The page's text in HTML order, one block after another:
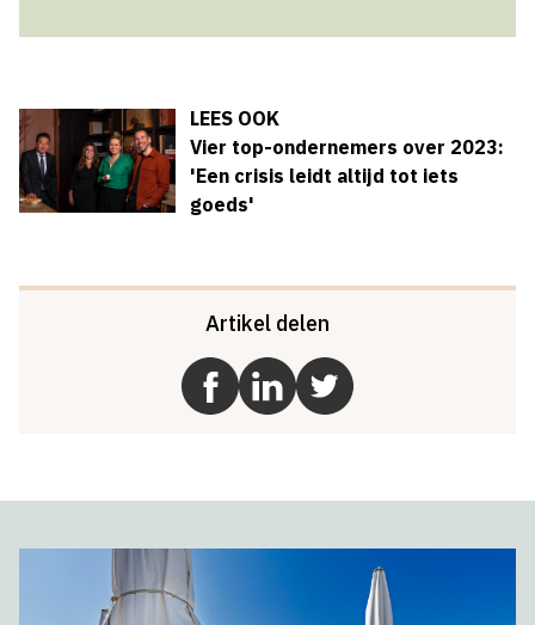
LEES OOK
Vier top-ondernemers over 2023:
'Een crisis leidt altijd tot iets
goeds'
Artikel delen